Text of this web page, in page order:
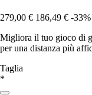
279,00 € 186,49 € -33%
Migliora il tuo gioco di
per una distanza più
Taglia
*